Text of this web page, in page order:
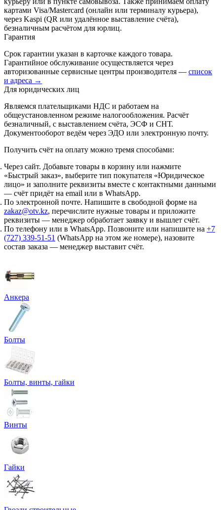
картами Visa/Mastercard (онлайн или терминалу курьера),
через Kaspi (QR или удалённое выставление счёта),
безналичным расчётом для юрлиц.
Гарантия
Срок гарантии указан в карточке каждого товара.
Гарантийное обслуживание осуществляется через
авторизованные сервисные центры производителя — список
и адреса →
Для юридических лиц
Являемся плательщиками НДС и работаем на
общеустановленном режиме налогообложения. Расчёт
безналичный, с выставлением счёта, ЭСФ и СНТ.
Документооборот ведём через ЭДО или электронную почту.
Получить счёт на оплату можно тремя способами:
Через сайт. Добавьте товары в корзину или нажмите
«Быстрый заказ», выберите тип покупателя «Юридическое
лицо» и заполните реквизиты вместе с контактными данными
— счёт придёт на email или в WhatsApp.
По электронной почте. Напишите в свободной форме на
zakaz@otv.kz, перечислите нужные товары и приложите
реквизиты — менеджер обработает заявку и вышлет счёт.
По телефону или в WhatsApp. Позвоните или напишите на +7
(727) 339-51-51 (WhatsApp на этом же номере), назовите
состав заказа — менеджер выставит счёт.
Анкера
Болты
Болты, винты, гайки
Винты
Гайки